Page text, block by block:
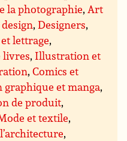
la photographie,Art
,Designers,
lettrage,
livres, Illustration et
,Comics et
graphique et manga,
de produit,
et textile,
,